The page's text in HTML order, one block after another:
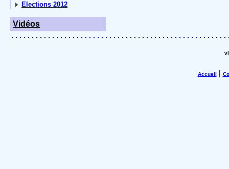
Elections 2012
Vidéos
Accueil |